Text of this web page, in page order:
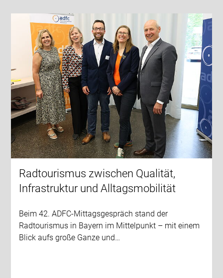
Radtourismus zwischen Qualität,
Infrastruktur und Alltagsmobilität
Beim 42. ADFC-Mittagsgespräch stand der
Radtourismus in Bayern im Mittelpunkt – mit einem
Blick aufs große Ganze und…